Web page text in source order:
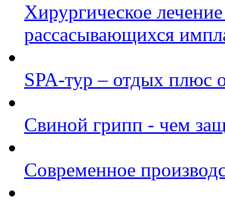
Хирургическое
рассасывающихся
SPA-тур – отдых плюс
Свиной грипп - чем
Современное